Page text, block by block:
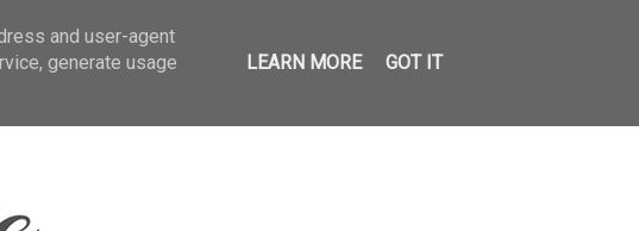
and user-agent
generate usage
LEARN MORE GOT IT